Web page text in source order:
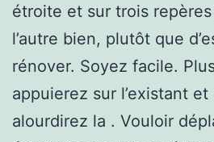
étroite et sur trois
l’autre bien, plutôt que
rénover. Soyez facile.
appuierez sur l’existant
alourdirez la . Vouloir